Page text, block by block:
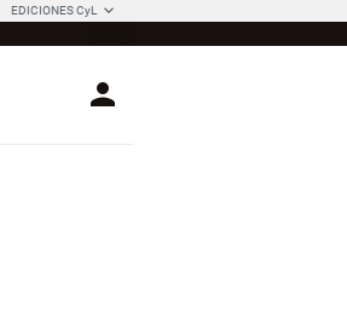
EDICIONES CyL
Login